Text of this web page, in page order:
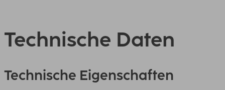
Technische Daten
Technische Eigenschaften